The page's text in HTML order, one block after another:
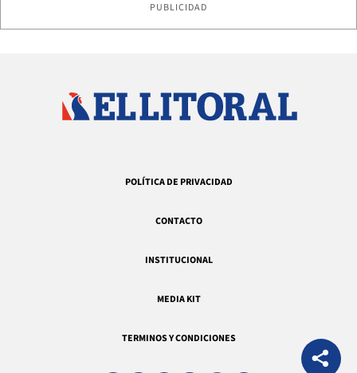
PUBLICIDAD
POLÍTICA DE PRIVACIDAD
CONTACTO
INSTITUCIONAL
MEDIA KIT
TERMINOS Y CONDICIONES